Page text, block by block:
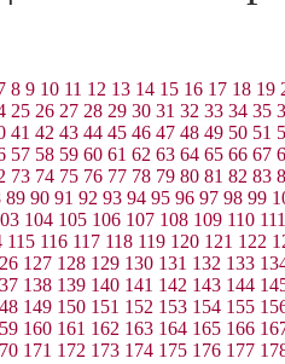
8 9 10 11 12 13 14 15 16 17 18 19
25 26 27 28 29 30 31 32 33 34 35
41 42 43 44 45 46 47 48 49 50 51
57 58 59 60 61 62 63 64 65 66 67
73 74 75 76 77 78 79 80 81 82 83
89 90 91 92 93 94 95 96 97 98 99
104 105 106 107 108 109 110 111
115 116 117 118 119 120 121 122
127 128 129 130 131 132 133
138 139 140 141 142 143 144
149 150 151 152 153 154 155
160 161 162 163 164 165 166
171 172 173 174 175 176 177